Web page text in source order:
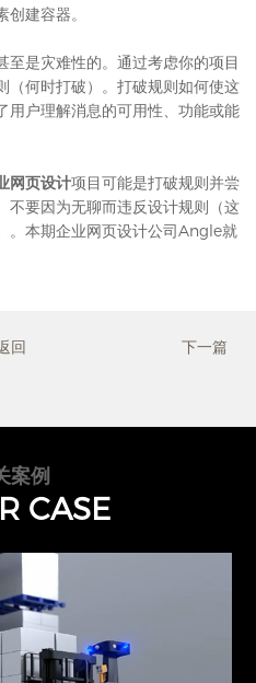
建容器。
至是灾难性的。通过考虑你的项目
（何时打破）。打破规则如何使这
用户理解消息的可用性、功能或能
网页设计项目可能是打破规则并尝
不要因为无聊而违反设计规则（这
。本期企业网页设计公司Angle就
下一篇
回
案例
CASE